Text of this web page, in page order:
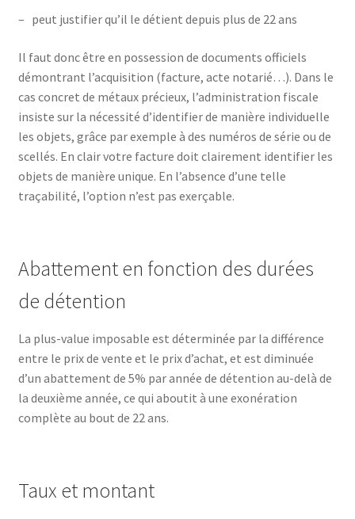
– peut justifier qu’il le détient depuis plus de 22 ans
Il faut donc être en possession de documents officiels
démontrant l’acquisition (facture, acte notarié…). Dans le
cas concret de métaux précieux, l’administration fiscale
insiste sur la nécessité d’identifier de manière individuelle
les objets, grâce par exemple à des numéros de série ou de
scellés. En clair votre facture doit clairement identifier les
objets de manière unique. En l’absence d’une telle
traçabilité, l’option n’est pas exerçable.
Abattement en fonction des durées
de détention
La plus-value imposable est déterminée par la différence
entre le prix de vente et le prix d’achat, et est diminuée
d’un abattement de 5% par année de détention au-delà de
la deuxième année, ce qui aboutit à une exonération
complète au bout de 22 ans.
Taux et montant